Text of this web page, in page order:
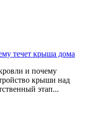
и почему
крыши над
этап...